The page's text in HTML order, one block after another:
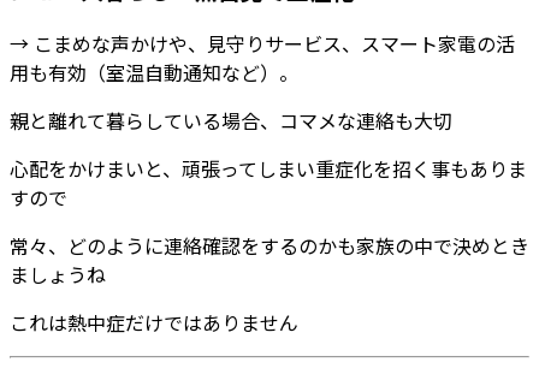
→ こまめな声かけや、見守りサービス、スマート家電の活
用も有効（室温自動通知など）。
親と離れて暮らしている場合、コマメな連絡も大切
心配をかけまいと、頑張ってしまい重症化を招く事もありま
すので
常々、どのように連絡確認をするのかも家族の中で決めとき
ましょうね
これは熱中症だけではありません